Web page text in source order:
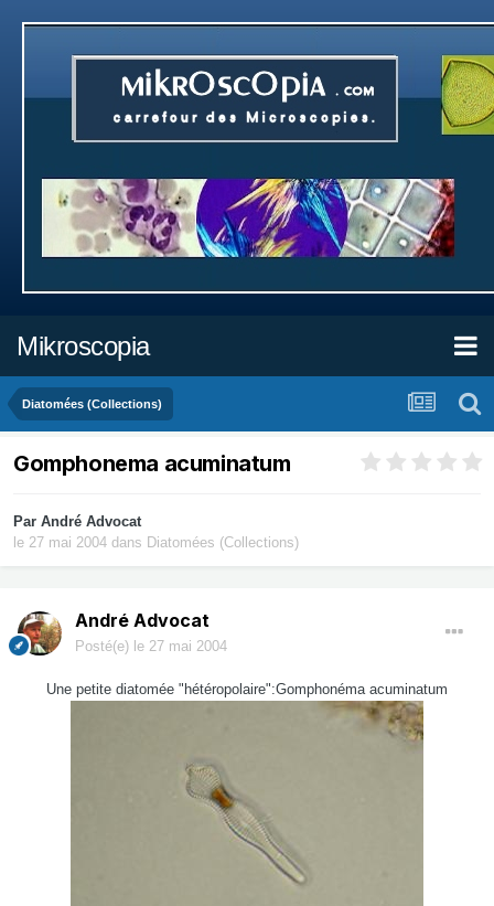
Mikroscopia
Diatomées (Collections)
Gomphonema acuminatum
Par André Advocat
le 27 mai 2004 dans Diatomées (Collections)
André Advocat
Posté(e) le 27 mai 2004
Une petite diatomée "hétéropolaire":Gomphonéma acuminatum